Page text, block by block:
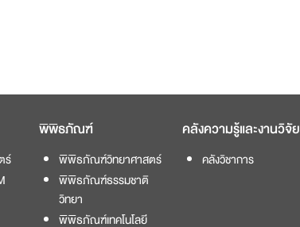
ร์
พิพิธภัณฑ์
พิพิธภัณฑ์วิทยาศาสตร์
พิพิธภัณฑ์ธรรมชาติ
วิทยา
พิพิธภัณฑ์เทคโนโลยี
คลังความรู้และงานวิจัย
คลังวิชาการ